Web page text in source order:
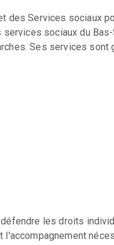
des Services sociaux
sociaux du
Ses services
les droits